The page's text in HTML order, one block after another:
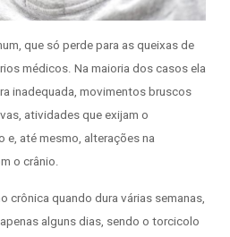
que só perde para as queixas de
médicos. Na maioria dos casos ela
inadequada, movimentos bruscos
atividades que exijam o
e, até mesmo, alterações na
o crânio.
crônica quando dura várias semanas,
alguns dias, sendo o torcicolo